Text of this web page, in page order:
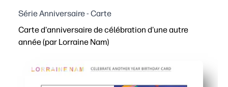
Série Anniversaire - Carte
Carte d'anniversaire de célébration d'une autre
année (par Lorraine Nam)